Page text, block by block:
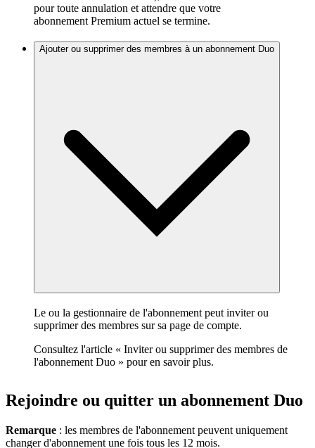
pour toute annulation et attendre que votre
abonnement Premium actuel se termine.
Ajouter ou supprimer des membres à un abonnement Duo
Le ou la gestionnaire de l'abonnement peut inviter ou
supprimer des membres sur sa page de compte.
Consultez l'article « Inviter ou supprimer des membres de
l'abonnement Duo » pour en savoir plus.
Rejoindre ou quitter un abonnement Duo
Remarque : les membres de l'abonnement peuvent uniquement
changer d'abonnement une fois tous les 12 mois.